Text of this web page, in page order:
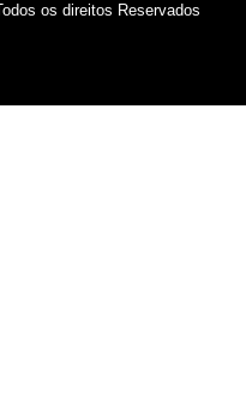
os direitos Reservados